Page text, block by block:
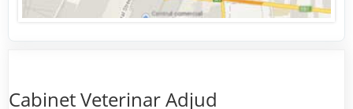
Cabinet Veterinar Adjud